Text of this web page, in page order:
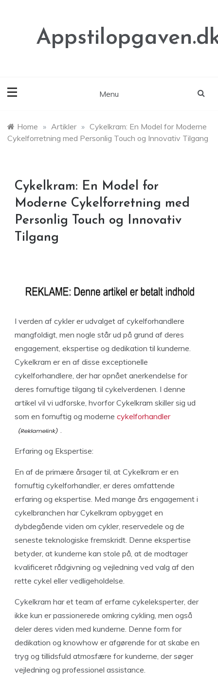
Menu
Home » Artikler » Cykelkram: En Model for Moderne
Cykelforretning med Personlig Touch og Innovativ Tilgang
Cykelkram: En Model for
Moderne Cykelforretning med
Personlig Touch og Innovativ
Tilgang
I verden af cykler er udvalget af cykelforhandlere
mangfoldigt, men nogle står ud på grund af deres
engagement, ekspertise og dedikation til kunderne.
Cykelkram er en af disse exceptionelle
cykelforhandlere, der har opnået anerkendelse for
deres fornuftige tilgang til cykelverdenen. I denne
artikel vil vi udforske, hvorfor Cykelkram skiller sig ud
som en fornuftig og moderne cykelforhandler
.
Erfaring og Ekspertise:
En af de primære årsager til, at Cykelkram er en
fornuftig cykelforhandler, er deres omfattende
erfaring og ekspertise. Med mange års engagement i
cykelbranchen har Cykelkram opbygget en
dybdegående viden om cykler, reservedele og de
seneste teknologiske fremskridt. Denne ekspertise
betyder, at kunderne kan stole på, at de modtager
kvalificeret rådgivning og vejledning ved valg af den
rette cykel eller vedligeholdelse.
Cykelkram har et team af erfarne cykeleksperter, der
ikke kun er passionerede omkring cykling, men også
deler deres viden med kunderne. Denne form for
dedikation og knowhow er afgørende for at skabe en
tryg og tillidsfuld atmosfære for kunderne, der søger
vejledning og professionel assistance.